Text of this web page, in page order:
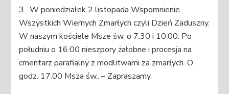
3. W poniedziałek 2 listopada Wspomnienie
Wszystkich Wiernych Zmarłych czyli Dzień Zaduszny.
W naszym kościele Msze św. o 7.30 i 10.00. Po
południu o 16.00 nieszpory żałobne i procesja na
cmentarz parafialny z modlitwami za zmarłych. O
godz. 17.00 Msza św.. – Zapraszamy.